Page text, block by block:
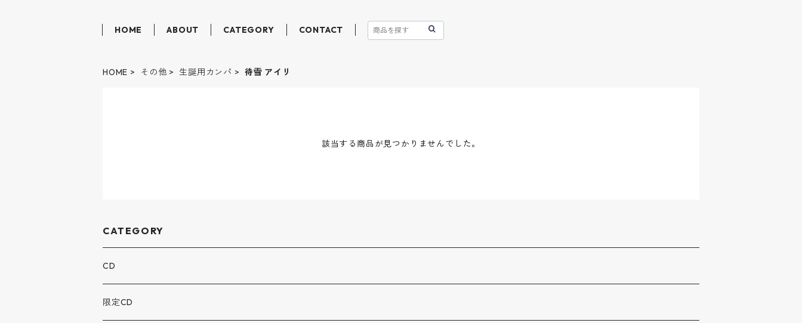
HOME ABOUT CATEGORY CONTACT
HOME その他 生誕用カンパ 待雪 アイリ
該当する商品が見つかりませんでした。
CATEGORY
CD
限定CD